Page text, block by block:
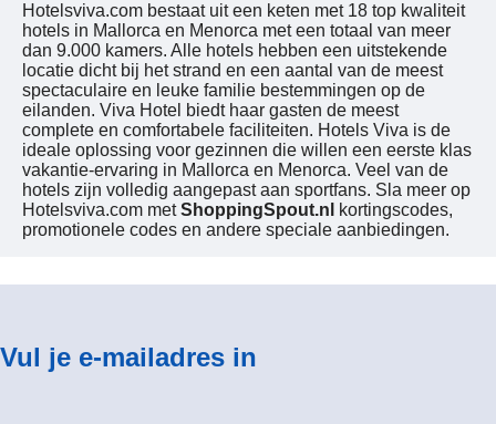
Hotelsviva.com bestaat uit een keten met 18 top kwaliteit
hotels in Mallorca en Menorca met een totaal van meer
dan 9.000 kamers. Alle hotels hebben een uitstekende
locatie dicht bij het strand en een aantal van de meest
spectaculaire en leuke familie bestemmingen op de
eilanden. Viva Hotel biedt haar gasten de meest
complete en comfortabele faciliteiten. Hotels Viva is de
ideale oplossing voor gezinnen die willen een eerste klas
vakantie-ervaring in Mallorca en Menorca. Veel van de
hotels zijn volledig aangepast aan sportfans. Sla meer op
Hotelsviva.com metShoppingSpout.nl
kortingscodes,
promotionele codes en andere speciale aanbiedingen.
Vul je e-mailadres in